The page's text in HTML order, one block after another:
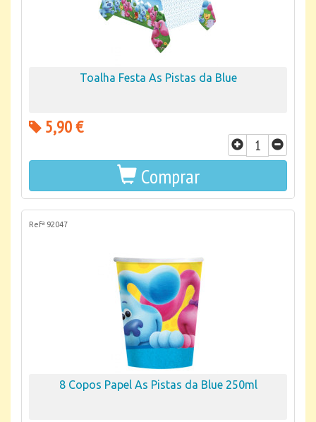
Toalha Festa As Pistas da Blue
5,90 €
Comprar
Refª 92047
8 Copos Papel As Pistas da Blue 250ml